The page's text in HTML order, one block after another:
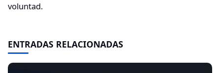
voluntad.
ENTRADAS RELACIONADAS